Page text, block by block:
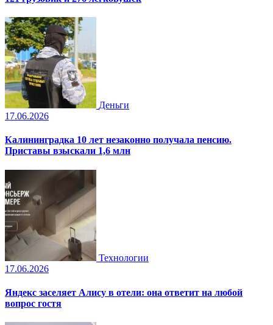
Деньги
17.06.2026
Калининградка 10 лет незаконно получала пенсию.
Приставы взыскали 1,6 млн
Технологии
17.06.2026
Яндекс заселяет Алису в отели: она ответит на любой
вопрос гостя